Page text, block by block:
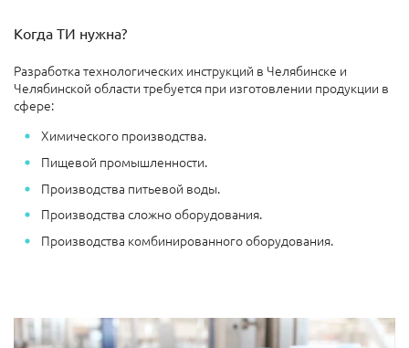
Когда ТИ нужна?
Разработка технологических инструкций в Челябинске и
Челябинской области требуется при изготовлении продукции в
сфере:
Химического производства.
Пищевой промышленности.
Производства питьевой воды.
Производства сложно оборудования.
Производства комбинированного оборудования.